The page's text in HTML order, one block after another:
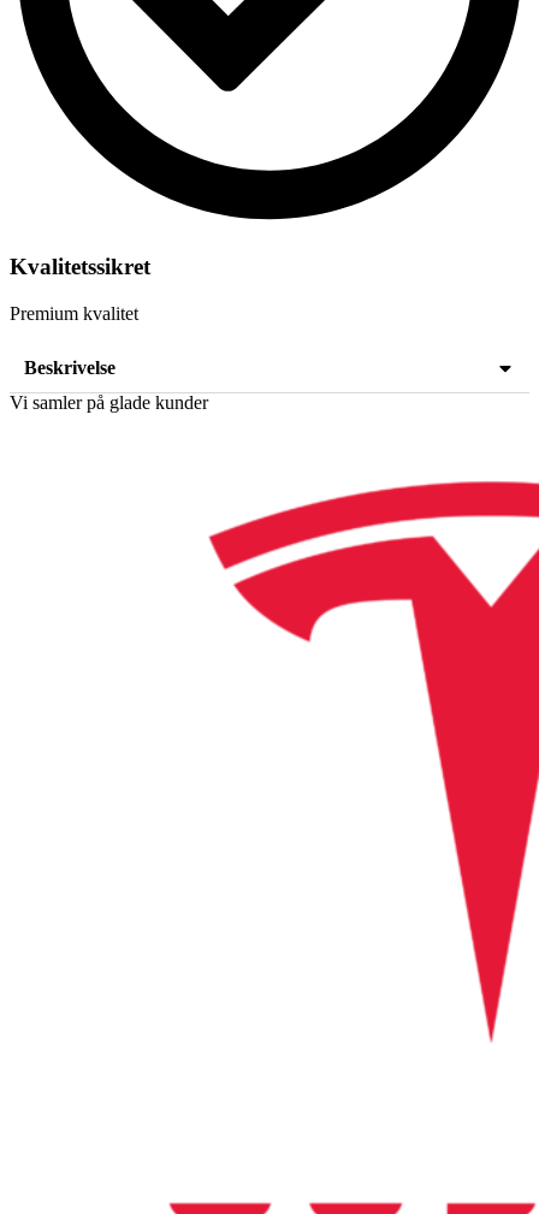
Kvalitetssikret
Premium kvalitet
Beskrivelse
Vi samler på glade kunder